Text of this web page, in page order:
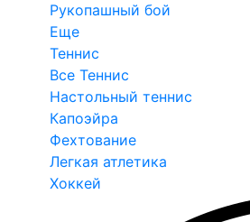
Рукопашный бой
Еще
Теннис
Все Теннис
Настольный теннис
Капоэйра
Фехтование
Легкая атлетика
Хоккей